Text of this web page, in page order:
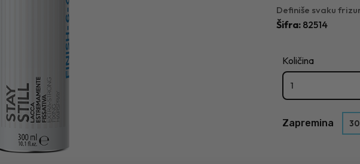
Definiše svaku
Šifra 82514
Količina
Zapremina